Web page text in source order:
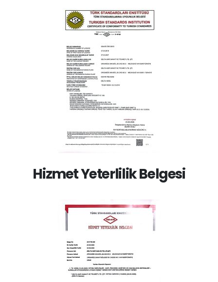
Hizmet Yeterlilik Belgesi